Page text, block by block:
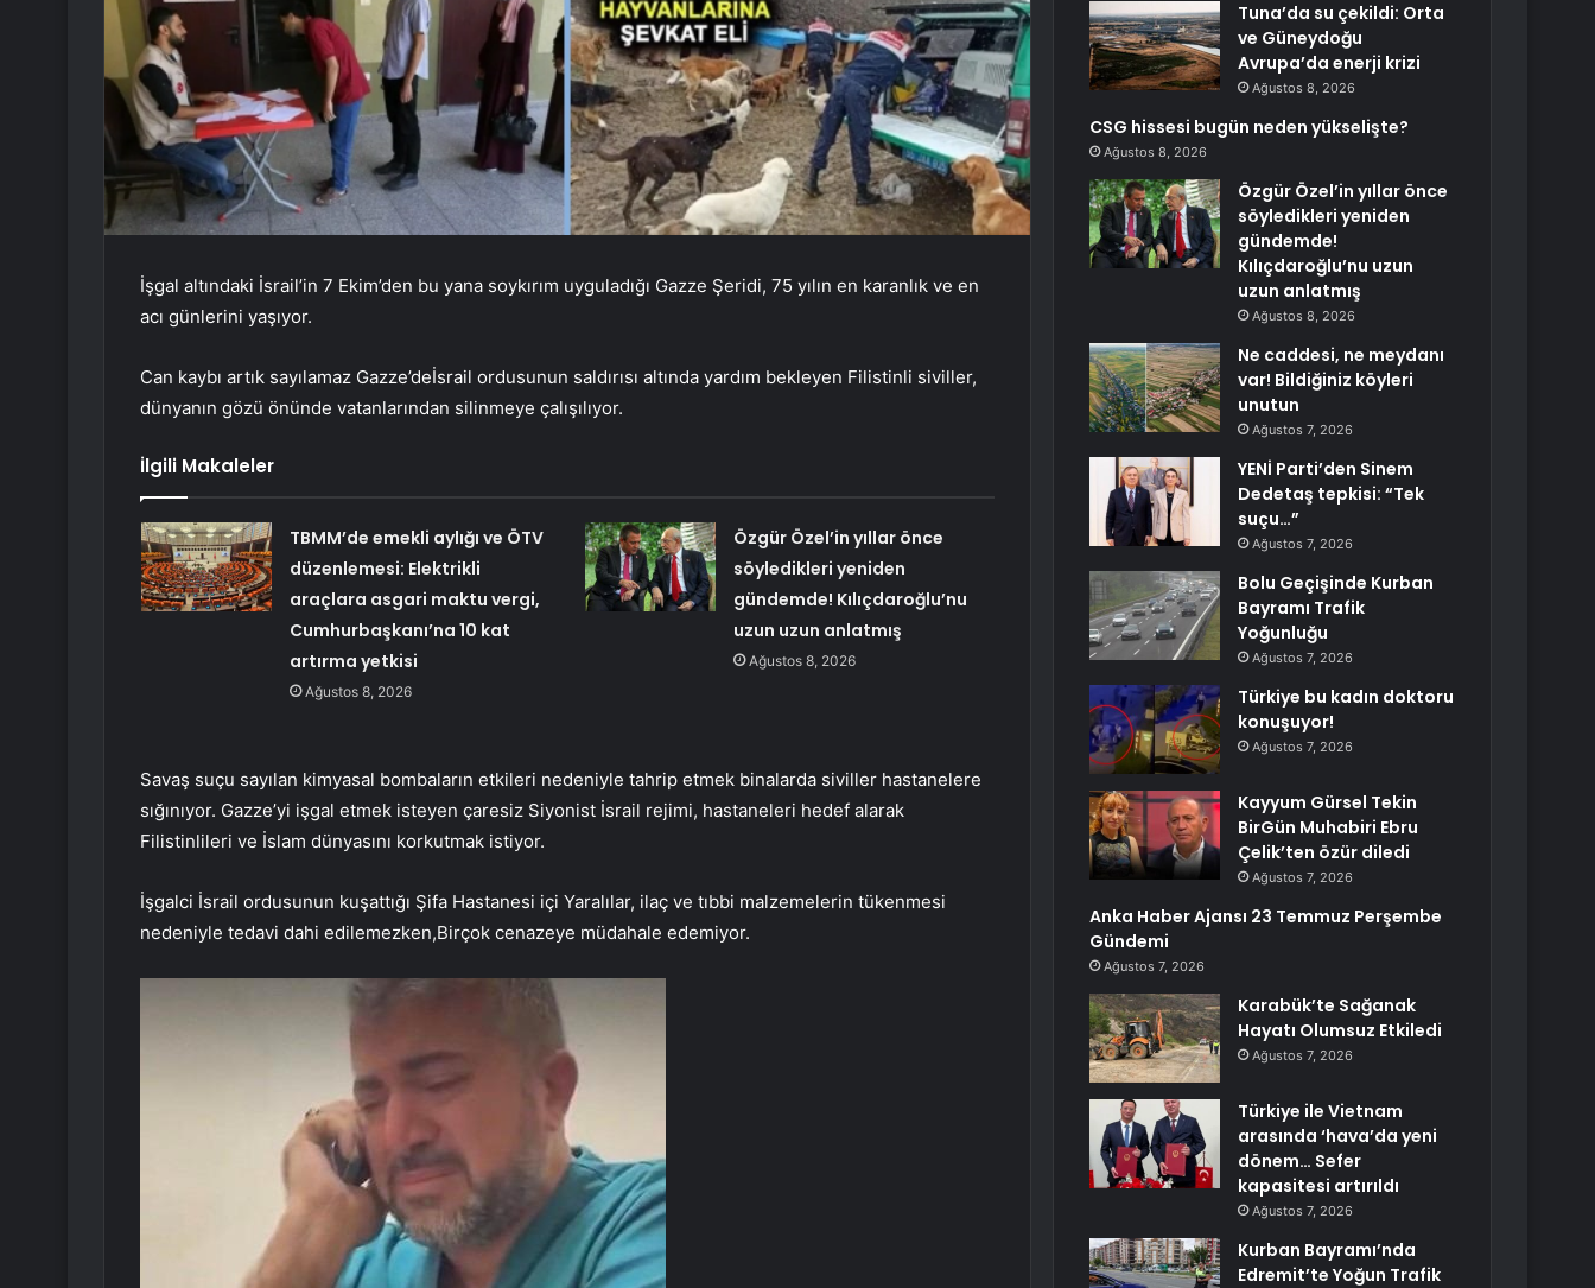
İşgal altındaki İsrail’in 7 Ekim’den bu yana soykırım uyguladığı Gazze Şeridi, 75 yılın en karanlık ve en
acı günlerini yaşıyor.
Can kaybı artık sayılamaz Gazze’deİsrail ordusunun saldırısı altında yardım bekleyen Filistinli siviller,
dünyanın gözü önünde vatanlarından silinmeye çalışılıyor.
İlgili Makaleler
TBMM’de emekli aylığı ve ÖTV
düzenlemesi: Elektrikli
araçlara asgari maktu vergi,
Cumhurbaşkanı’na 10 kat
artırma yetkisi
Ağustos 8, 2026
Özgür Özel’in yıllar önce
söyledikleri yeniden
gündemde! Kılıçdaroğlu’nu
uzun uzun anlatmış
Ağustos 8, 2026
Savaş suçu sayılan kimyasal bombaların etkileri nedeniyle tahrip etmek binalarda siviller hastanelere
sığınıyor. Gazze’yi işgal etmek isteyen çaresiz Siyonist İsrail rejimi, hastaneleri hedef alarak
Filistinlileri ve İslam dünyasını korkutmak istiyor.
İşgalci İsrail ordusunun kuşattığı Şifa Hastanesi içi Yaralılar, ilaç ve tıbbi malzemelerin tükenmesi
nedeniyle tedavi dahi edilemezken,Birçok cenazeye müdahale edemiyor.
Tuna’da su çekildi: Orta
ve Güneydoğu
Avrupa’da enerji krizi
Ağustos 8, 2026
CSG hissesi bugün neden yükselişte?
Ağustos 8, 2026
Özgür Özel’in yıllar önce
söyledikleri yeniden
gündemde!
Kılıçdaroğlu’nu uzun
uzun anlatmış
Ağustos 8, 2026
Ne caddesi, ne meydanı
var! Bildiğiniz köyleri
unutun
Ağustos 7, 2026
YENİ Parti’den Sinem
Dedetaş tepkisi: “Tek
suçu…”
Ağustos 7, 2026
Bolu Geçişinde Kurban
Bayramı Trafik
Yoğunluğu
Ağustos 7, 2026
Türkiye bu kadın doktoru
konuşuyor!
Ağustos 7, 2026
Kayyum Gürsel Tekin
BirGün Muhabiri Ebru
Çelik’ten özür diledi
Ağustos 7, 2026
Anka Haber Ajansı 23 Temmuz Perşembe
Gündemi
Ağustos 7, 2026
Karabük’te Sağanak
Hayatı Olumsuz Etkiledi
Ağustos 7, 2026
Türkiye ile Vietnam
arasında ‘hava’da yeni
dönem… Sefer
kapasitesi artırıldı
Ağustos 7, 2026
Kurban Bayramı’nda
Edremit’te Yoğun Trafik